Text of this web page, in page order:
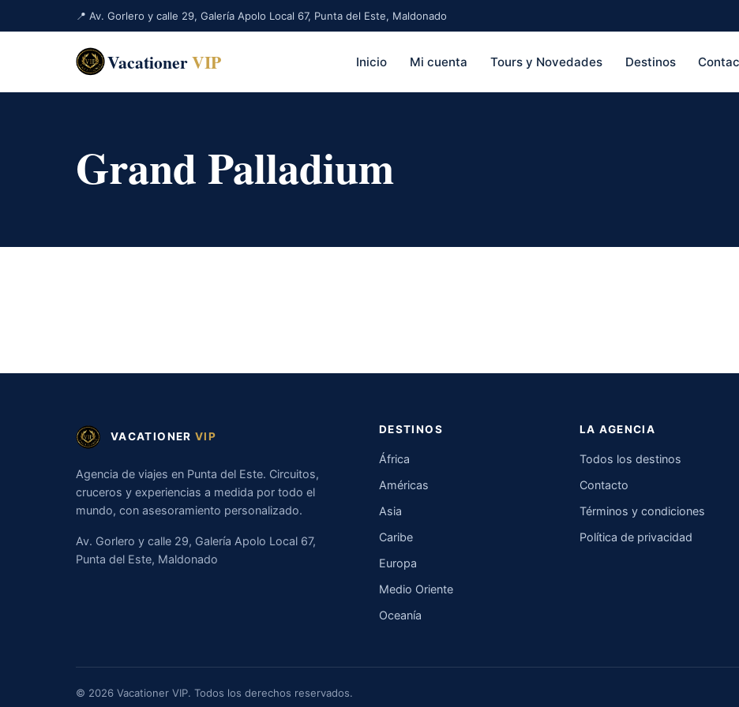
📍 Av. Gorlero y calle 29, Galería Apolo Local 67, Punta del Este, Maldonado
VacationerVIP Inicio Mi cuenta Tours y Novedades Destinos
Grand Palladium
VACATIONER VIP
Agencia de viajes en Punta del Este. Circuitos,
cruceros y experiencias a medida por todo el
mundo, con asesoramiento personalizado.
Av. Gorlero y calle 29, Galería Apolo Local 67,
Punta del Este, Maldonado
DESTINOS
África
Américas
Asia
Caribe
Europa
Medio Oriente
Oceanía
LA AGENCIA
Todos los destinos
Contacto
Términos y condiciones
Política de privacidad
© 2026 Vacationer VIP. Todos los derechos reservados.